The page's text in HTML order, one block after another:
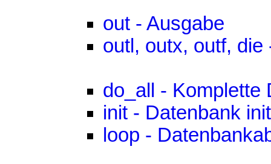
out - Ausgabe
outl, outx, outf,
do_all - Komplette
init - Datenbank
loop -